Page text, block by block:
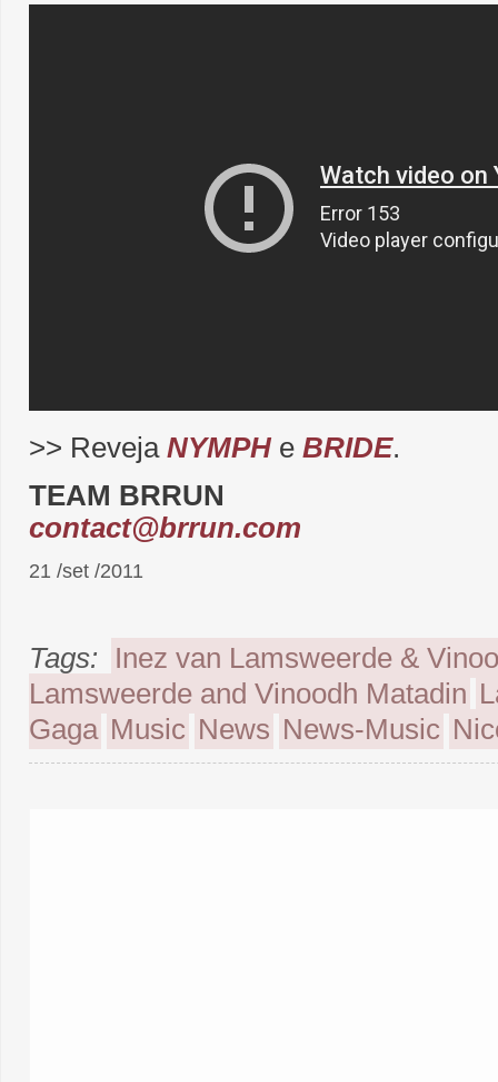
>> Reveja NYMPH e BRIDE.
TEAM BRRUN
contact@brrun.com
21 /set /2011
Tags: Inez van Lamsweerde &
Lamsweerde and Vinoodh Matadin
Gaga Music News News-Music